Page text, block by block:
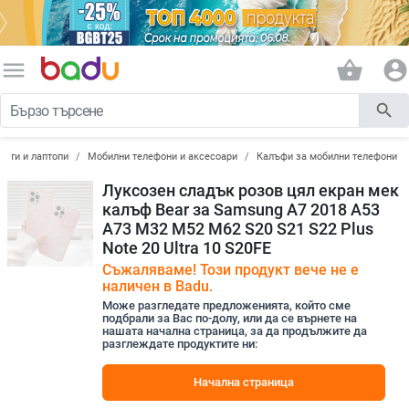
menu shopping_basket account_circle
search
и лаптопи Мобилни телефони и аксесоари Калъфи за мобилни телефони
Луксозен сладък розов цял екран мек
калъф Bear за Samsung A7 2018 A53
A73 M32 M52 M62 S20 S21 S22 Plus
Note 20 Ultra 10 S20FE
Съжаляваме! Този продукт вече не е
наличен в Badu.
Може разгледате предложенията, който сме
подбрали за Вас по-долу, или да се върнете на
нашата начална страница, за да продължите да
разглеждате продуктите ни:
Начална страница